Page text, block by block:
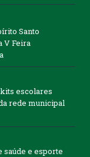
Santo
V Feira
escolares
rede municipal
saúde e esporte